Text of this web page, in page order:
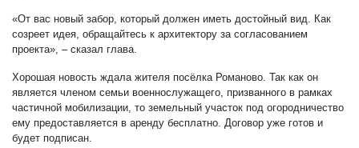
«От вас новый забор, который должен иметь достойный вид. Как
созреет идея, обращайтесь к архитектору за согласованием
проекта», – сказал глава.
Хорошая новость ждала жителя посёлка Романово. Так как он
является членом семьи военнослужащего, призванного в рамках
частичной мобилизации, то земельный участок под огородничество
ему предоставляется в аренду бесплатно. Договор уже готов и
будет подписан.